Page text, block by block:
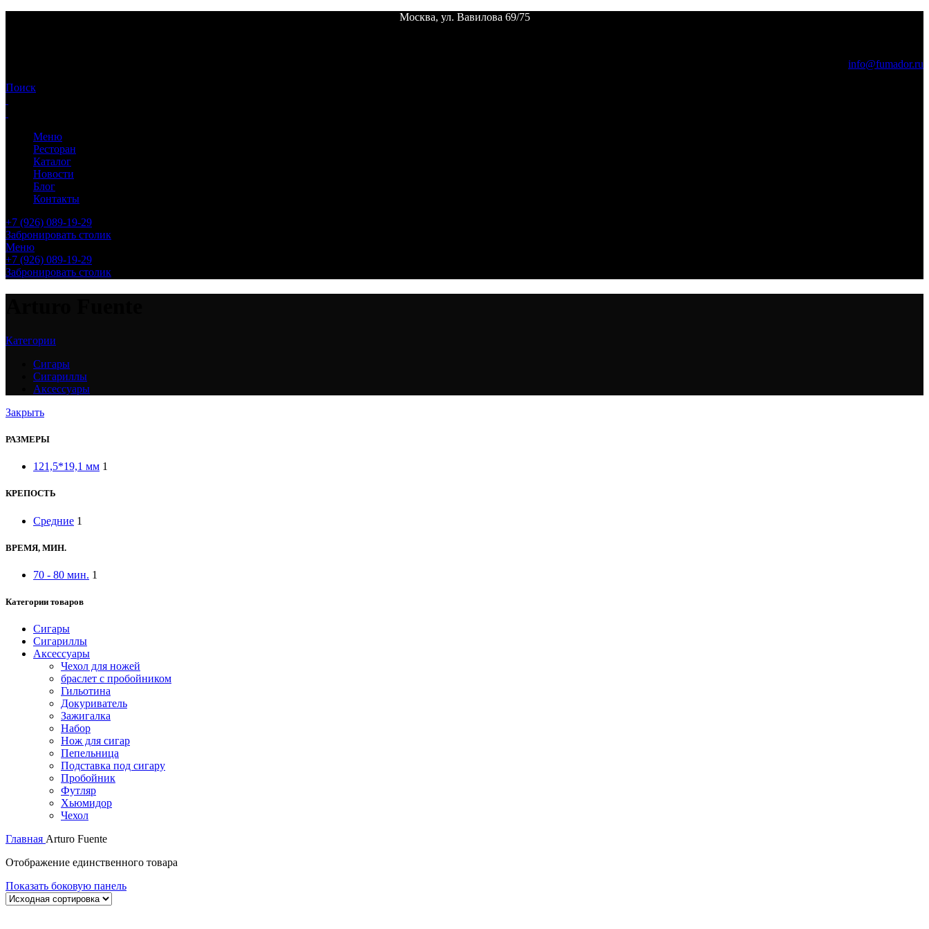
Москва, ул. Вавилова 69/75
info@fumador.ru
Поиск
Меню
Ресторан
Каталог
Новости
Блог
Контакты
+7 (926) 089-19-29
Забронировать столик
Меню
+7 (926) 089-19-29
Забронировать столик
Категории
Сигары
Сигариллы
Аксессуары
Закрыть
РАЗМЕРЫ
121,5*19,1 мм 1
КРЕПОСТЬ
Средние 1
ВРЕМЯ, МИН.
70 - 80 мин. 1
Категории товаров
Сигары
Сигариллы
Аксессуары
Чехол для ножей
браслет с пробойником
Гильотина
Докуриватель
Зажигалка
Набор
Нож для сигар
Пепельница
Подставка под сигару
Пробойник
Футляр
Хьюмидор
Чехол
Главная Arturo Fuente
Отображение единственного товара
Показать боковую панель